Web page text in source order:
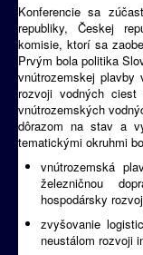
Konferencie sa
republiky, Českej
komisie, ktorí sa
Prvým bola politika
vnútrozemskej
rozvoji vodných
vnútrozemských
dôrazom na stav a
tematickými okruhmi
vnútrozemská
železničnou
hospodársky
zvyšovanie
neustálom rozvoji